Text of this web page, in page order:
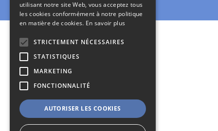
Testez Gespage
on-premises
ENGLISH
ITALIAN
GERMAN
utilisant notre site Web, vous acceptez tous
les cookies conformément à notre politique
en matière de cookies. En savoir plus
STRICTEMENT NÉCESSAIRES
STATISTIQUES
MARKETING
FONCTIONNALITÉ
AUTORISER LES COOKIES